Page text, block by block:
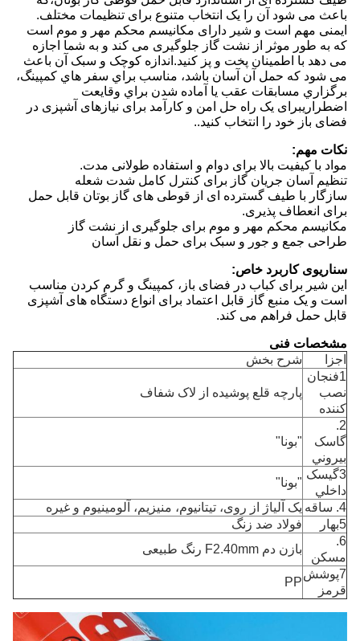
باعث می شود آن را یک انتخاب متنوع برای تنظیمات مختلف.
ایمنی مهم است و شیر دارای مکانیسم محکم مهر و موم است
که به طور موثر از نشت گاز جلوگیری می کند و به شما اجازه
می دهد با اطمینان پخت و پز کنید.اندازه کوچک و سبک آن باعث
می شود که حمل آن آسان باشد، مناسب براي سفر هاي کمپينگ،
برگزاري مسابقات عقب يا آماده شدن براي وقايعت
اضطراريبرای یک راه حل امن و کارآمد برای نیازهای آشپزی در
فضای باز خود را انتخاب کنید..
نکات مهم:
مواد با کیفیت بالا برای دوام و استفاده طولانی مدت.
تنظیم آسان جریان گاز برای کنترل کامل شدت شعله
سازگار با طیف گسترده ای از قوطی های گاز بوتان قابل حمل
برای انعطاف پذیری.
مکانیسم محکم مهر و موم برای جلوگیری از نشت گاز
طراحی جمع و جور و سبک برای حمل و نقل آسان
سناریوی کاربرد خاص:
این شیر برای کباب در فضای باز، کمپینگ و گرم کردن مناسب
است و یک منبع گاز قابل اعتماد برای انواع دستگاه های آشپزی
قابل حمل فراهم می کند.
مشخصات فنی
اجزا
شرح بخش
1فنجان
نصب
کننده
پارچه قلع پوشیده از لاک شفاف
2.
گاسک
بيروني
"بونا"
3گيسک
داخلي
"بونا"
4. ساقه
یک آلیاژ از روی، تیتانیوم، منیزیم، آلومینیوم و غیره
5بهار
فولاد ضد زنگ
6.
مسکن
بازن دم F2.40mm رنگ طبیعی
7پوشش
قرمز
PP